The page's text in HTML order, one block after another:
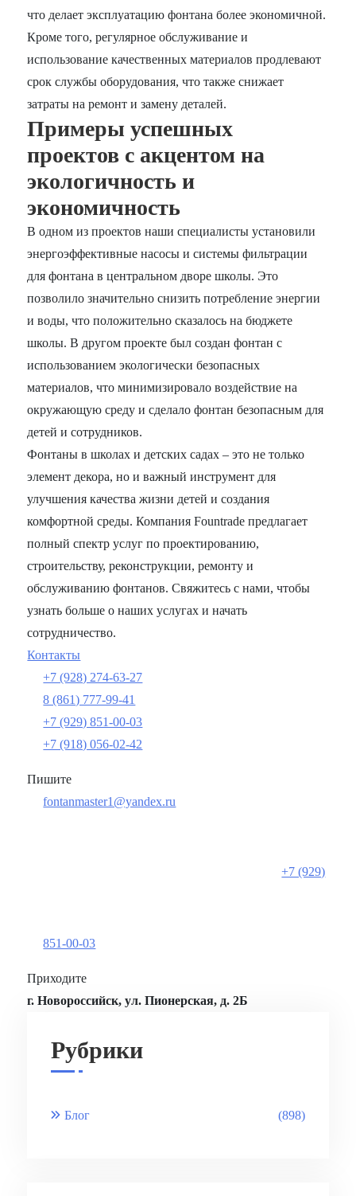
что делает эксплуатацию фонтана более экономичной.
Кроме того, регулярное обслуживание и
использование качественных материалов продлевают
срок службы оборудования, что также снижает
затраты на ремонт и замену деталей.
Примеры успешных
проектов с акцентом на
экологичность и
экономичность
В одном из проектов наши специалисты установили
энергоэффективные насосы и системы фильтрации
для фонтана в центральном дворе школы. Это
позволило значительно снизить потребление энергии
и воды, что положительно сказалось на бюджете
школы. В другом проекте был создан фонтан с
использованием экологически безопасных
материалов, что минимизировало воздействие на
окружающую среду и сделало фонтан безопасным для
детей и сотрудников.
Фонтаны в школах и детских садах – это не только
элемент декора, но и важный инструмент для
улучшения качества жизни детей и создания
комфортной среды. Компания Fountrade предлагает
полный спектр услуг по проектированию,
строительству, реконструкции, ремонту и
обслуживанию фонтанов. Свяжитесь с нами, чтобы
узнать больше о наших услугах и начать
сотрудничество.
Контакты
+7 (928) 274-63-27
8 (861) 777-99-41
+7 (929) 851-00-03
+7 (918) 056-02-42
Пишите
fontanmaster1@yandex.ru
+7 (929)
851-00-03
Приходите
г. Новороссийск, ул. Пионерская, д. 2Б
Рубрики
Блог (898)